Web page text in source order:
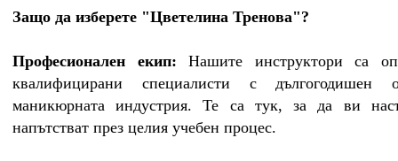
Защо да изберете "Цветелина Тренова"?
Професионален екип: Нашите инструктори са
квалифицирани специалисти с дългогодишен
маникюрната индустрия. Те са тук, за да ви
напътстват през целия учебен процес.